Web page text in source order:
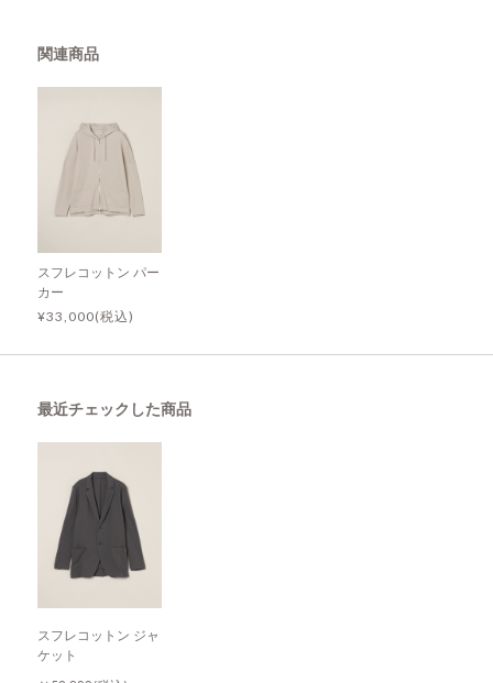
関連商品
スフレコットン パー
カー
¥33,000(税込)
最近チェックした商品
スフレコットン ジャ
ケット